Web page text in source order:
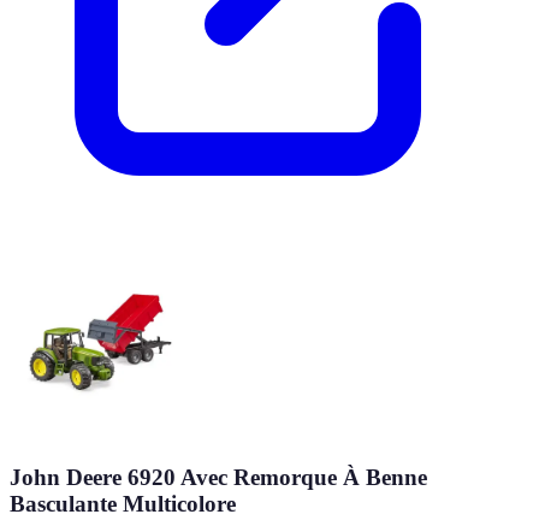
John Deere 6920 Avec Remorque À Benne
Basculante Multicolore